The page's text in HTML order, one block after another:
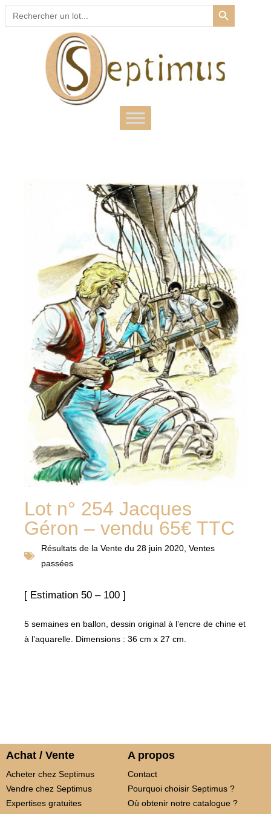
Search
for:
SEARCH BUTTON
Lot n° 254 Jacques
Géron – vendu 65€ TTC
Résultats de la Vente du 28 juin 2020, Ventes
passées
[ Estimation 50 – 100 ]
5 semaines en ballon, dessin original à l’encre de chine et
à l’aquarelle. Dimensions : 36 cm x 27 cm.
Achat / Vente
Acheter chez Septimus
Vendre chez Septimus
Expertises gratuites
A propos
Contact
Pourquoi choisir Septimus ?
Où obtenir notre catalogue ?